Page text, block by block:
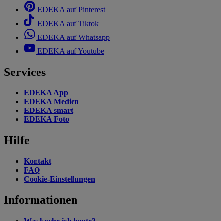
EDEKA auf Pinterest
EDEKA auf Tiktok
EDEKA auf Whatsapp
EDEKA auf Youtube
Services
EDEKA App
EDEKA Medien
EDEKA smart
EDEKA Foto
Hilfe
Kontakt
FAQ
Cookie-Einstellungen
Informationen